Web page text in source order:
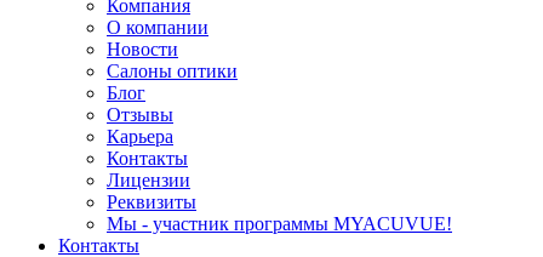
Компания
О компании
Новости
Салоны оптики
Блог
Отзывы
Карьера
Контакты
Лицензии
Реквизиты
Мы - участник программы MYACUVUE!
Контакты